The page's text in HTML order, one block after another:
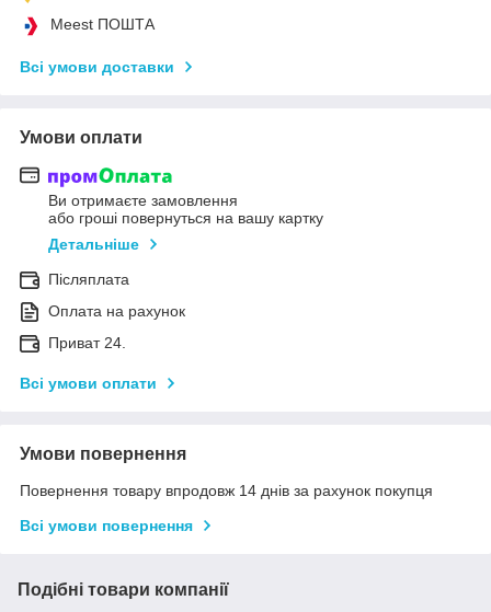
Meest ПОШТА
Всі умови доставки
Умови оплати
Ви отримаєте замовлення
або гроші повернуться на вашу картку
Детальніше
Післяплата
Оплата на рахунок
Приват 24.
Всі умови оплати
Умови повернення
Повернення товару впродовж 14 днів за рахунок покупця
Всі умови повернення
Подібні товари компанії